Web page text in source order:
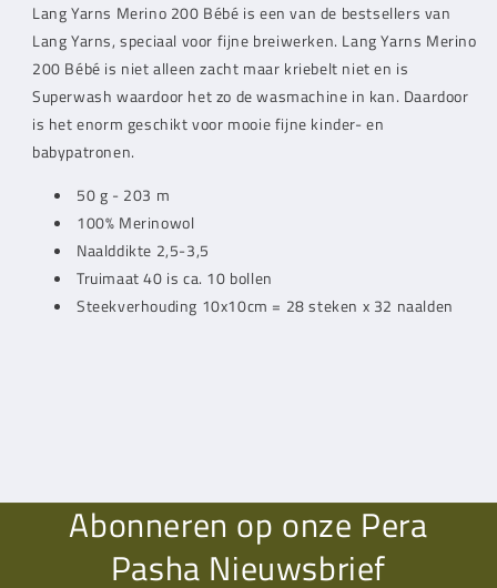
200
Bebe
Amarant
(0346)
200
Bebe
Amarant
(0346)
Lang Yarns Merino 200 Bébé is een van de bestsellers van
Lang Yarns, speciaal voor fijne breiwerken. Lang Yarns Merino
200 Bébé is niet alleen zacht maar kriebelt niet en is
Superwash waardoor het zo de wasmachine in kan. Daardoor
is het enorm geschikt voor mooie fijne kinder- en
babypatronen.
50 g - 203 m
100% Merinowol
Naalddikte 2,5-3,5
Truimaat 40 is ca. 10 bollen
Steekverhouding 10x10cm = 28 steken x 32 naalden
Abonneren op onze Pera
Pasha Nieuwsbrief